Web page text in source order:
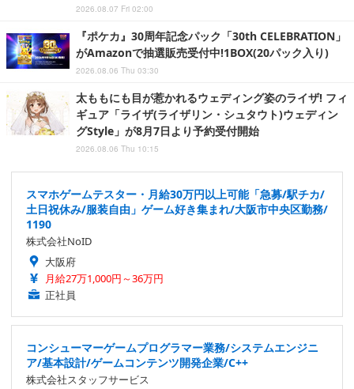
2026.08.07 Fri 02:00
『ポケカ』30周年記念パック「30th CELEBRATION」
がAmazonで抽選販売受付中!1BOX(20パック入り)
2026.08.06 Thu 03:30
太ももにも目が惹かれるウェディング姿のライザ! フィ
ギュア「ライザ(ライザリン・シュタウト)ウェディン
グStyle」が8月7日より予約受付開始
2026.08.06 Thu 10:15
スマホゲームテスター・月給30万円以上可能「急募/駅チカ/
土日祝休み/服装自由」ゲーム好き集まれ/大阪市中央区勤務/
1190
株式会社NoID
大阪府
月給27万1,000円～36万円
正社員
コンシューマーゲームプログラマー業務/システムエンジニ
ア/基本設計/ゲームコンテンツ開発企業/C++
株式会社スタッフサービス